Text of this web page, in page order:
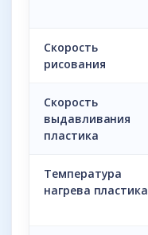
Скорость
рисования
Скорость
выдавливания
пластика
Температура
нагрева пластика